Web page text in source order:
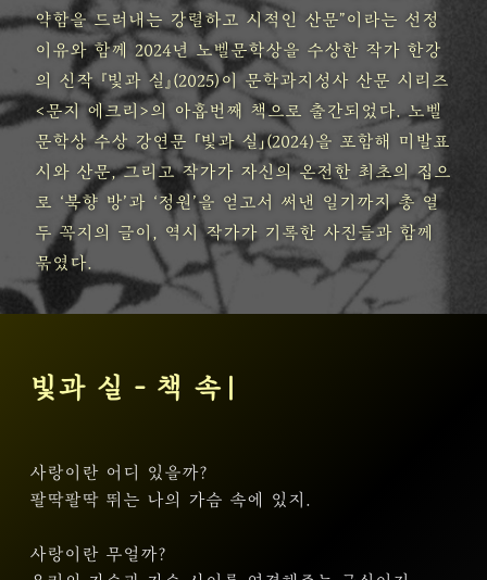
약함을 드러내는 강렬하고 시적인 산문”이라는 선정
이유와 함께 2024년 노벨문학상을 수상한 작가 한강
의 신작 『빛과 실』(2025)이 문학과지성사 산문 시리즈
<문지 에크리>의 아홉번째 책으로 출간되었다. 노벨
문학상 수상 강연문 「빛과 실」(2024)을 포함해 미발표
시와 산문, 그리고 작가가 자신의 온전한 최초의 집으
로 ‘북향 방’과 ‘정원’을 얻고서 써낸 일기까지 총 열
두 꼭지의 글이, 역시 작가가 기록한 사진들과 함께
묶였다.
빛과 실 - 책 속 문장
사랑이란 어디 있을까?
팔딱팔딱 뛰는 나의 가슴 속에 있지.
사랑이란 무얼까?